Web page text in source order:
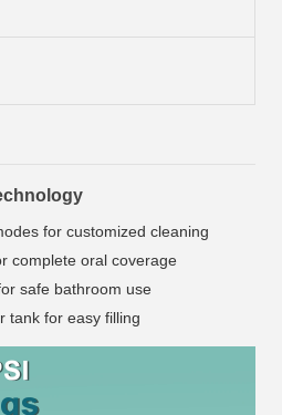
for customized cleaning
complete oral coverage
safe bathroom use
tank for easy filling